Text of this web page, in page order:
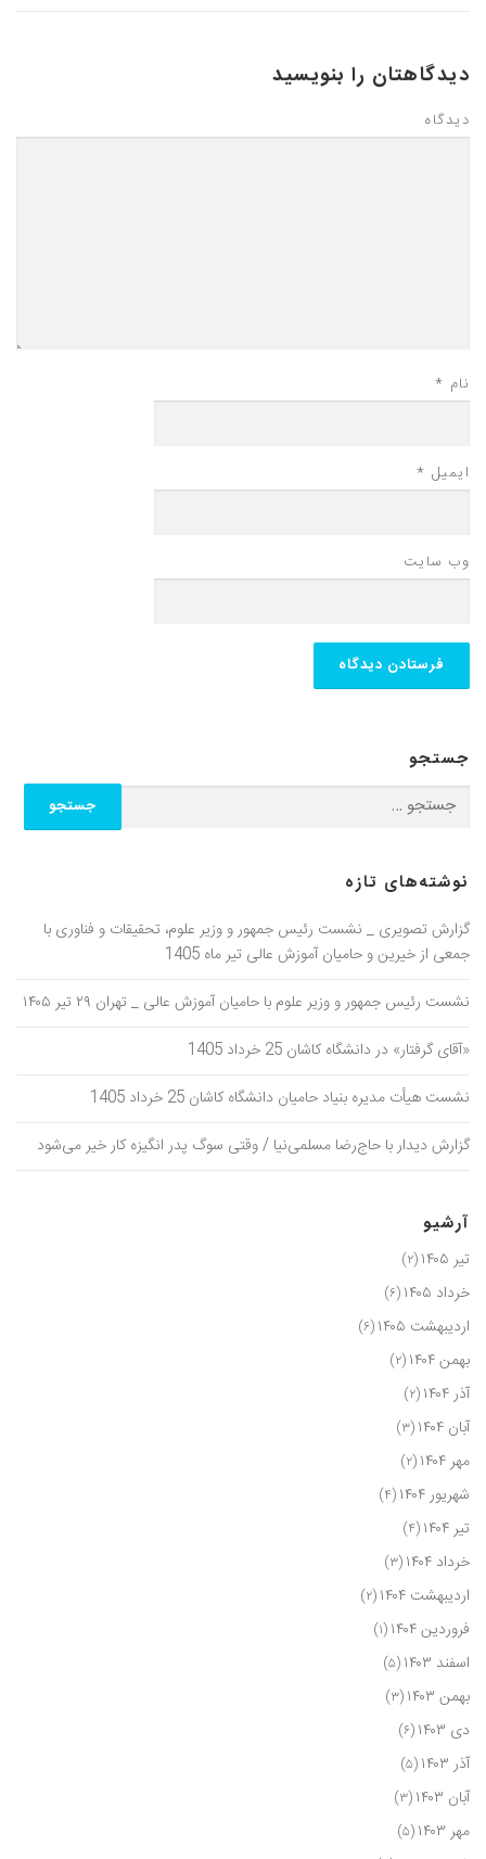
دیدگاهتان را بنویسید
دیدگاه
نام *
ایمیل *
وب‌ سایت
جستجو
جستجو برای:
نوشته‌های تازه
گزارش تصویری _ نشست رئیس جمهور و وزیر علوم، تحقیقات و فناوری با
جمعی از خیرین و حامیان آموزش عالی تیر ماه 1405
نشست رئیس جمهور و وزیر علوم با حامیان آموزش عالی _ تهران ۲۹ تیر ۱۴۰۵
«آقای گرفتار» در دانشگاه کاشان 25 خرداد 1405
نشست هیأت مدیره بنیاد حامیان دانشگاه کاشان 25 خرداد 1405
گزارش دیدار با حاج‌رضا مسلمی‌نیا / وقتی سوگ پدر انگیزه کار خیر می‌شود
آرشیو
تیر ۱۴۰۵ (۲)
خرداد ۱۴۰۵ (۶)
اردیبهشت ۱۴۰۵ (۶)
بهمن ۱۴۰۴ (۲)
آذر ۱۴۰۴ (۲)
آبان ۱۴۰۴ (۳)
مهر ۱۴۰۴ (۲)
شهریور ۱۴۰۴ (۴)
تیر ۱۴۰۴ (۴)
خرداد ۱۴۰۴ (۳)
اردیبهشت ۱۴۰۴ (۲)
فروردین ۱۴۰۴ (۱)
اسفند ۱۴۰۳ (۵)
بهمن ۱۴۰۳ (۳)
دی ۱۴۰۳ (۶)
آذر ۱۴۰۳ (۵)
آبان ۱۴۰۳ (۳)
مهر ۱۴۰۳ (۵)